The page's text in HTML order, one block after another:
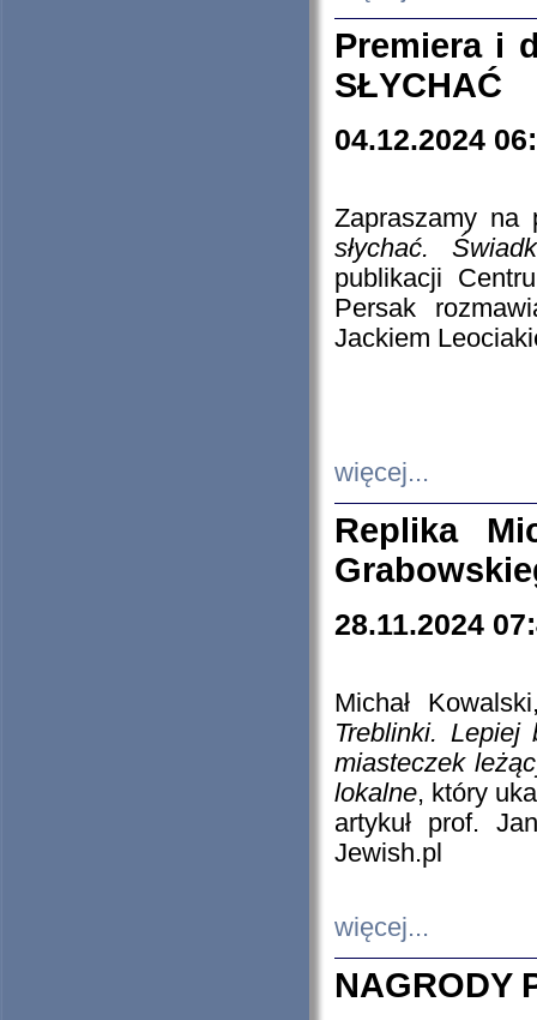
Premiera i
SŁYCHAĆ
04.12.2024
Zapraszamy
słychać.
publikacji
Persak
Jackiem
więcej...
Replika
28.11.2024
Michał
Treblinki. Lepiej
miasteczek
lokalne, który
artykuł prof.
Jewish.pl
więcej...
NAGRODY